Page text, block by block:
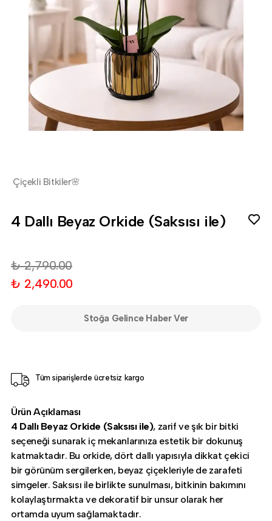
Çiçekli Bitkiler🌸
4 Dallı Beyaz Orkide (Saksısı ile)
₺ 2,790.00
₺ 2,490.00
Stoğa Gelince Haber Ver
Tüm siparişlerde ücretsiz kargo
Ürün Açıklaması
4 Dallı Beyaz Orkide (Saksısı ile), zarif ve şık bir bitki
seçeneği sunarak iç mekanlarınıza estetik bir dokunuş
katmaktadır. Bu orkide, dört dallı yapısıyla dikkat çekici
bir görünüm sergilerken, beyaz çiçekleriyle de zarafeti
simgeler. Saksısı ile birlikte sunulması, bitkinin bakımını
kolaylaştırmakta ve dekoratif bir unsur olarak her
ortamda uyum sağlamaktadır.